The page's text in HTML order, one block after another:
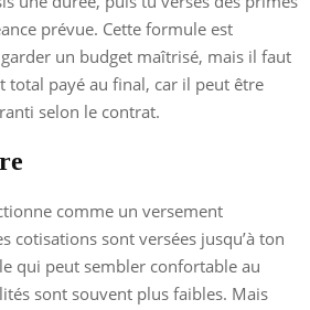
prévue. Cette formule est
un budget maîtrisé, mais il faut
total payé au final, car il peut être
selon le contrat.
comme un versement
cotisations sont versées jusqu’à ton
qui peut sembler confortable au
sont souvent plus faibles. Mais